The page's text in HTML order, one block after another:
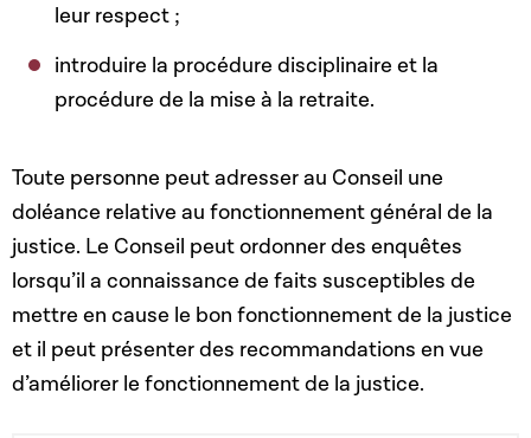
leur respect ;
introduire la procédure disciplinaire et la
procédure de la mise à la retraite.
Toute personne peut adresser au Conseil une
doléance relative au fonctionnement général de la
justice. Le Conseil peut ordonner des enquêtes
lorsqu’il a connaissance de faits susceptibles de
mettre en cause le bon fonctionnement de la justice
et il peut présenter des recommandations en vue
d’améliorer le fonctionnement de la justice.